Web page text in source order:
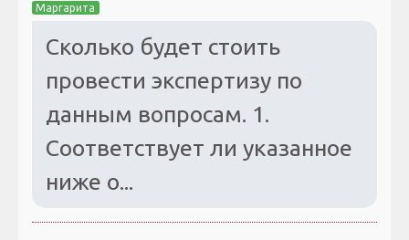
Маргарита
Сколько будет стоить
провести экспертизу по
данным вопросам. 1.
Соответствует ли указанное
ниже о...